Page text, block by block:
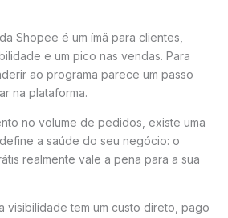
Shopee é um ímã para clientes,
e um pico nas vendas. Para
ao programa parece um passo
na plataforma.
no volume de pedidos, existe uma
a saúde do seu negócio: o
realmente vale a pena para a sua
visibilidade tem um custo direto, pago